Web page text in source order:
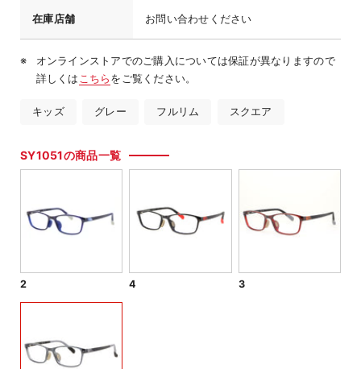
在庫店舗 お問い合わせください
オンラインストアでのご購入については保証が異なりますので
詳しくは こちらをご覧ください。
キッズ グレー フルリム スクエア
SY1051の商品一覧
2 4 3